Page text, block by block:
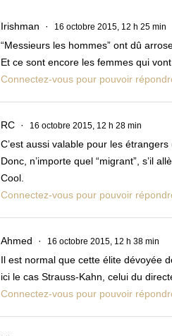
Irishman 16 octobre 2015, 12 h 25 min
“Messieurs les hommes” ont dû
Et ce sont encore les femmes qui
Connectez-vous pour pouvoir
RC 16 octobre 2015, 12 h 28 min
C’est aussi valable pour les étrangers
Donc, n’importe quel “migrant”, s’il
Cool.
Connectez-vous pour pouvoir
Ahmed 16 octobre 2015, 12 h 38 min
Il est normal que cette élite dévoyée
ici le cas Strauss-Kahn, celui du
Connectez-vous pour pouvoir